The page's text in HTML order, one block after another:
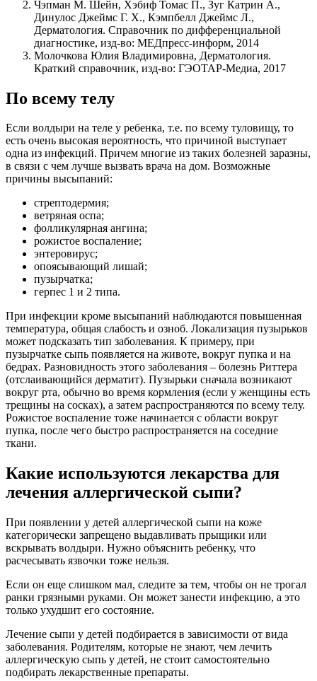
Чэпман М. Шейн, Хэбиф Томас П., Зуг Катрин А.,
Динулос Джеймс Г. Х., Кэмпбелл Джеймс Л.,
Дерматология. Справочник по дифференциальной
диагностике, изд-во: МЕДпресс-информ, 2014
Молочкова Юлия Владимировна, Дерматология.
Краткий справочник, изд-во: ГЭОТАР-Медиа, 2017
По всему телу
Если волдыри на теле у ребенка, т.е. по всему туловищу, то
есть очень высокая вероятность, что причиной выступает
одна из инфекций. Причем многие из таких болезней заразны,
в связи с чем лучше вызвать врача на дом. Возможные
причины высыпаний:
стрептодермия;
ветряная оспа;
фолликулярная ангина;
рожистое воспаление;
энтеровирус;
опоясывающий лишай;
пузырчатка;
герпес 1 и 2 типа.
При инфекции кроме высыпаний наблюдаются повышенная
температура, общая слабость и озноб. Локализация пузырьков
может подсказать тип заболевания. К примеру, при
пузырчатке сыпь появляется на животе, вокруг пупка и на
бедрах. Разновидность этого заболевания – болезнь Риттера
(отслаивающийся дерматит). Пузырьки сначала возникают
вокруг рта, обычно во время кормления (если у женщины есть
трещины на сосках), а затем распространяются по всему телу.
Рожистое воспаление тоже начинается с области вокруг
пупка, после чего быстро распространяется на соседние
ткани.
Какие используются лекарства для
лечения аллергической сыпи?
При появлении у детей аллергической сыпи на коже
категорически запрещено выдавливать прыщики или
вскрывать волдыри. Нужно объяснить ребенку, что
расчесывать язвочки тоже нельзя.
Если он еще слишком мал, следите за тем, чтобы он не трогал
ранки грязными руками. Он может занести инфекцию, а это
только ухудшит его состояние.
Лечение сыпи у детей подбирается в зависимости от вида
заболевания. Родителям, которые не знают, чем лечить
аллергическую сыпь у детей, не стоит самостоятельно
подбирать лекарственные препараты.